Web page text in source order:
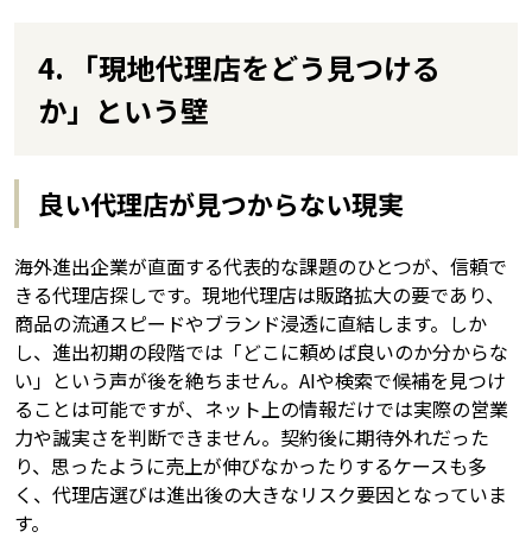
4. 「現地代理店をどう見つける
か」という壁
良い代理店が見つからない現実
海外進出企業が直面する代表的な課題のひとつが、信頼で
きる代理店探しです。現地代理店は販路拡大の要であり、
商品の流通スピードやブランド浸透に直結します。しか
し、進出初期の段階では「どこに頼めば良いのか分からな
い」という声が後を絶ちません。AIや検索で候補を見つけ
ることは可能ですが、ネット上の情報だけでは実際の営業
力や誠実さを判断できません。契約後に期待外れだった
り、思ったように売上が伸びなかったりするケースも多
く、代理店選びは進出後の大きなリスク要因となっていま
す。